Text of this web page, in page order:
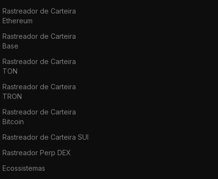
Rastreador de Carteira
Ethereum
Rastreador de Carteira
Base
Rastreador de Carteira
TON
Rastreador de Carteira
TRON
Rastreador de Carteira
Bitcoin
Rastreador de Carteira SUI
Rastreador Perp DEX
Ecossistemas